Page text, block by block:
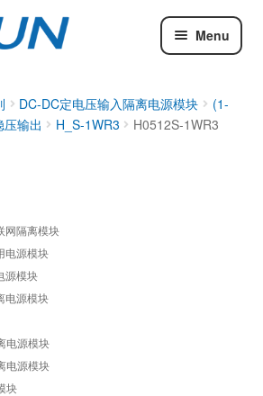
Menu
DC-DC定电压输入隔离电源模块
(1-
输出
H_S-1WR3 H0512S-1WR3
网隔离模块
电源模块
源模块
电源模块
电源模块
电源模块
块